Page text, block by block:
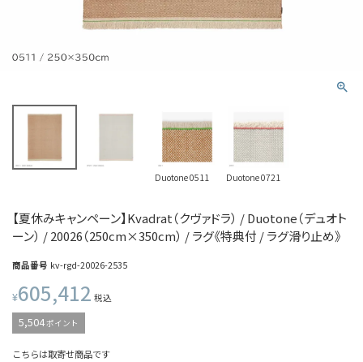
【夏休みキャンペーン】Kvadrat（クヴァドラ） / Duotone（デュオト
ーン） / 20026（250cm×350cm） / ラグ《特典付 / ラグ滑り止め》
Duotone 0511 Duotone 0721
商品番号 kv-rgd-20026-2535
¥605,412 税込
5,504ポイント
こちらは取寄せ商品です